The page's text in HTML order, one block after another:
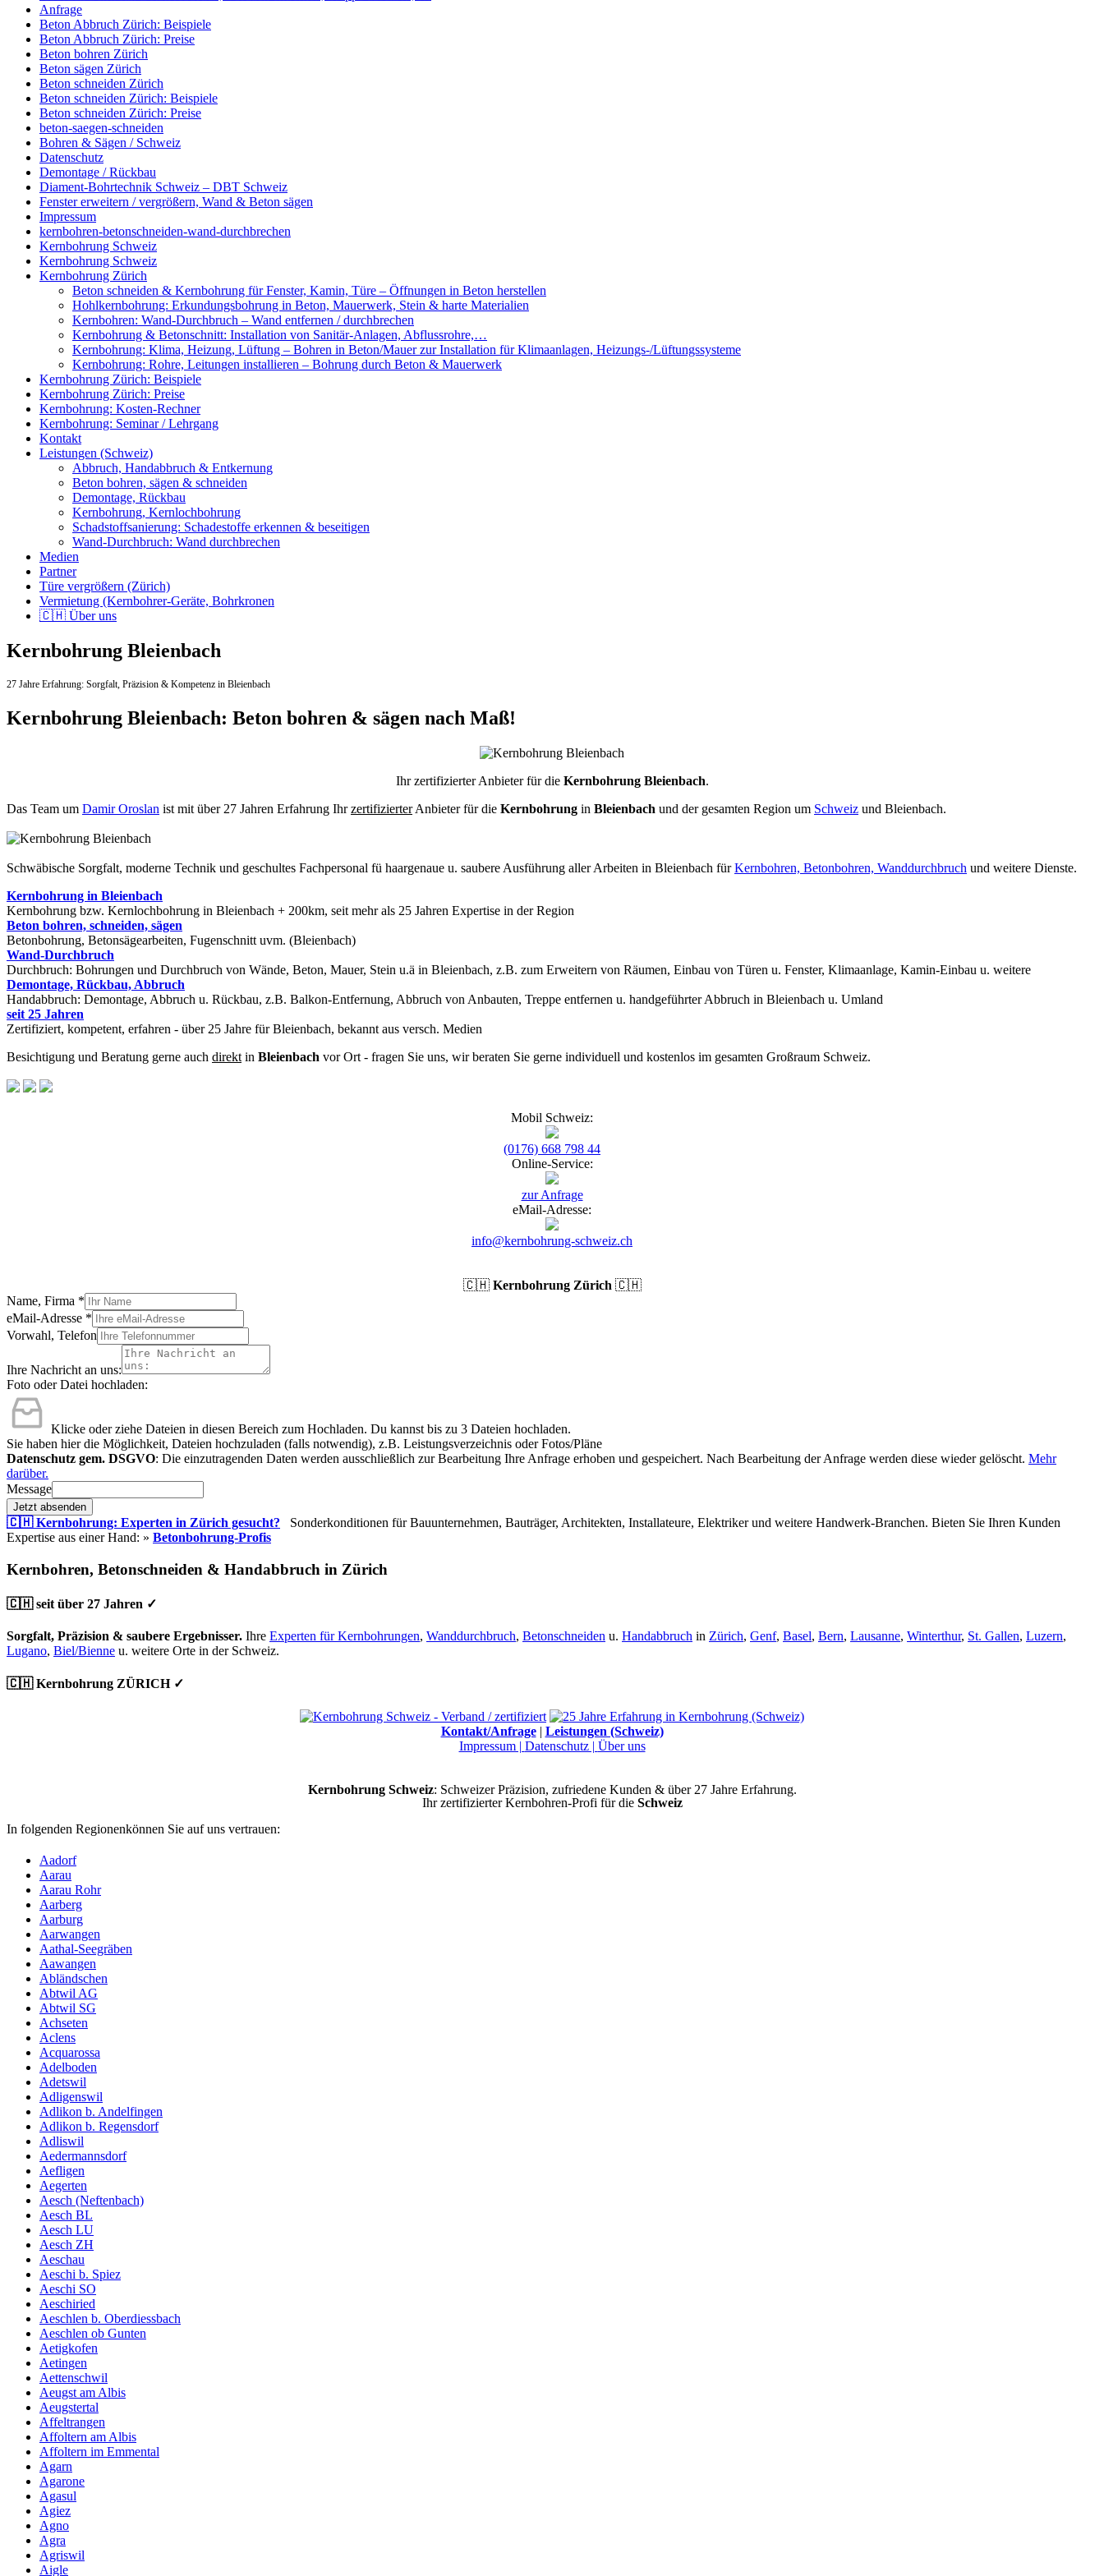
Anfrage
Beton Abbruch Zürich: Beispiele
Beton Abbruch Zürich: Preise
Beton bohren Zürich
Beton sägen Zürich
Beton schneiden Zürich
Beton schneiden Zürich: Beispiele
Beton schneiden Zürich: Preise
beton-saegen-schneiden
Bohren & Sägen / Schweiz
Datenschutz
Demontage / Rückbau
Diament-Bohrtechnik Schweiz – DBT Schweiz
Fenster erweitern / vergrößern, Wand & Beton sägen
Impressum
kernbohren-betonschneiden-wand-durchbrechen
Kernbohrung Schweiz
Kernbohrung Schweiz
Kernbohrung Zürich
Beton schneiden & Kernbohrung für Fenster, Kamin, Türe – Öffnungen in Beton herstellen
Hohlkernbohrung: Erkundungsbohrung in Beton, Mauerwerk, Stein & harte Materialien
Kernbohren: Wand-Durchbruch – Wand entfernen / durchbrechen
Kernbohrung & Betonschnitt: Installation von Sanitär-Anlagen, Abflussrohre,…
Kernbohrung: Klima, Heizung, Lüftung – Bohren in Beton/Mauer zur Installation für Klimaanlagen, Heizungs-/Lüftungssysteme
Kernbohrung: Rohre, Leitungen installieren – Bohrung durch Beton & Mauerwerk
Kernbohrung Zürich: Beispiele
Kernbohrung Zürich: Preise
Kernbohrung: Kosten-Rechner
Kernbohrung: Seminar / Lehrgang
Kontakt
Leistungen (Schweiz)
Abbruch, Handabbruch & Entkernung
Beton bohren, sägen & schneiden
Demontage, Rückbau
Kernbohrung, Kernlochbohrung
Schadstoffsanierung: Schadestoffe erkennen & beseitigen
Wand-Durchbruch: Wand durchbrechen
Medien
Partner
Türe vergrößern (Zürich)
Vermietung (Kernbohrer-Geräte, Bohrkronen
🇨🇭 Über uns
Kernbohrung Bleienbach
27 Jahre Erfahrung: Sorgfalt, Präzision & Kompetenz in Bleienbach
Kernbohrung Bleienbach: Beton bohren & sägen nach Maß!
Ihr zertifizierter Anbieter für die Kernbohrung Bleienbach.
Das Team um Damir Oroslan ist mit über 27 Jahren Erfahrung IhrzertifizierterAnbieter für die Kernbohrung in Bleienbach und der gesamten Region um Schweiz und Bleienbach.
Schwäbische Sorgfalt, moderne Technik und geschultes Fachpersonal fü haargenaue u. saubere Ausführung aller Arbeiten in Bleienbach fürKernbohren, Betonbohren, Wanddurchbruch und weitere Dienste.
Kernbohrung in Bleienbach
Kernbohrung bzw. Kernlochbohrung in Bleienbach + 200km, seit mehr als 25 Jahren Expertise in der Region
Beton bohren, schneiden, sägen
Betonbohrung, Betonsägearbeiten, Fugenschnitt uvm. (Bleienbach)
Wand-Durchbruch
Durchbruch: Bohrungen und Durchbruch von Wände, Beton, Mauer, Stein u.ä in Bleienbach, z.B. zum Erweitern von Räumen, Einbau von Türen u. Fenster, Klimaanlage, Kamin-Einbau u. weitere
Demontage, Rückbau, Abbruch
Handabbruch: Demontage, Abbruch u. Rückbau, z.B. Balkon-Entfernung, Abbruch von Anbauten, Treppe entfernen u. handgeführter Abbruch in Bleienbach u. Umland
seit 25 Jahren
Zertifiziert, kompetent, erfahren - über 25 Jahre für Bleienbach, bekannt aus versch. Medien
Besichtigung und Beratung gerne auch direkt in Bleienbach vor Ort - fragen Sie uns, wir beraten Sie gerne individuell und kostenlos im gesamten Großraum Schweiz.
Mobil Schweiz:
(0176) 668 798 44
Online-Service:
zur Anfrage
eMail-Adresse:
info@kernbohrung-schweiz.ch
🇨🇭 Kernbohrung Zürich 🇨🇭
Name, Firma *
eMail-Adresse *
Vorwahl, Telefon
Ihre Nachricht an uns:
Foto oder Datei hochladen:
Klicke oder ziehe Dateien in diesen Bereich zum Hochladen. Du kannst bis zu 3 Dateien hochladen.
Sie haben hier die Möglichkeit, Dateien hochzuladen (falls notwendig), z.B. Leistungsverzeichnis oder Fotos/Pläne
Datenschutz gem. DSGVO: Die einzutragenden Daten werden ausschließlich zur Bearbeitung Ihre Anfrage erhoben und gespeichert. Nach Bearbeitung der Anfrage werden diese wieder gelöscht. Mehr
darüber.
Message
Jetzt absenden
🇨🇭 Kernbohrung: Experten in Zürich gesucht? Sonderkonditionen für Bauunternehmen, Bauträger, Architekten, Installateure, Elektriker und weitere Handwerk-Branchen. Bieten Sie Ihren Kunden
Expertise aus einer Hand: » Betonbohrung-Profis
Kernbohren, Betonschneiden & Handabbruch in Zürich
🇨🇭 seit über 27 Jahren ✓
Sorgfalt, Präzision & saubere Ergebnisser. Ihre Experten für Kernbohrungen, Wanddurchbruch, Betonschneiden u. Handabbruch in Zürich, Genf, Basel, Bern, Lausanne, Winterthur, St. Gallen, Luzern,
Lugano, Biel/Bienne u. weitere Orte in der Schweiz.
🇨🇭 Kernbohrung ZÜRICH ✓
Kontakt/Anfrage| Leistungen (Schweiz)
Impressum | Datenschutz | Über uns
Kernbohrung Schweiz: Schweizer Präzision, zufriedene Kunden & über 27 Jahre Erfahrung.
Ihr zertifizierter Kernbohren-Profi für die Schweiz
In folgenden Regionenkönnen Sie auf uns vertrauen:
Aadorf
Aarau
Aarau Rohr
Aarberg
Aarburg
Aarwangen
Aathal-Seegräben
Aawangen
Abländschen
Abtwil AG
Abtwil SG
Achseten
Aclens
Acquarossa
Adelboden
Adetswil
Adligenswil
Adlikon b. Andelfingen
Adlikon b. Regensdorf
Adliswil
Aedermannsdorf
Aefligen
Aegerten
Aesch (Neftenbach)
Aesch BL
Aesch LU
Aesch ZH
Aeschau
Aeschi b. Spiez
Aeschi SO
Aeschiried
Aeschlen b. Oberdiessbach
Aeschlen ob Gunten
Aetigkofen
Aetingen
Aettenschwil
Aeugst am Albis
Aeugstertal
Affeltrangen
Affoltern am Albis
Affoltern im Emmental
Agarn
Agarone
Agasul
Agiez
Agno
Agra
Agriswil
Aigle